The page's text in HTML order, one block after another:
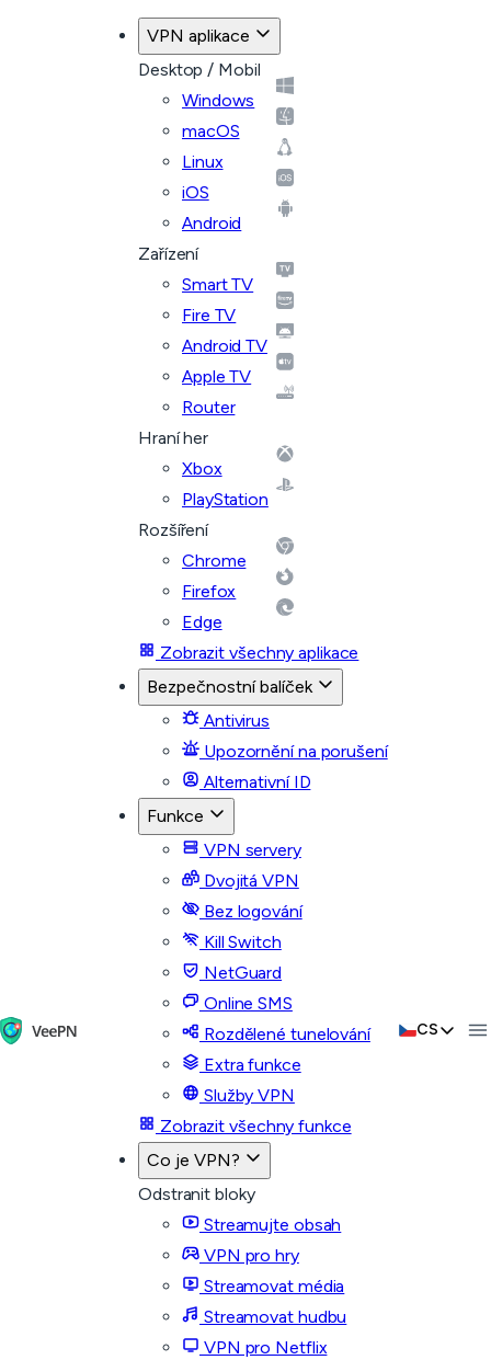
VPN aplikace
Desktop / Mobil
Windows
macOS
Linux
iOS
Android
Zařízení
Smart TV
Fire TV
Android TV
Apple TV
Router
Hraní her
Xbox
PlayStation
Rozšíření
Chrome
Firefox
Edge
Zobrazit všechny aplikace
Bezpečnostní balíček
Antivirus
Upozornění na porušení
Alternativní ID
Funkce
VPN servery
Dvojitá VPN
Bez logování
Kill Switch
NetGuard
Online SMS
Rozdělené tunelování
Extra funkce
Služby VPN
Zobrazit všechny funkce
Co je VPN?
Odstranit bloky
Streamujte obsah
VPN pro hry
Streamovat média
Streamovat hudbu
VPN pro Netflix
CS